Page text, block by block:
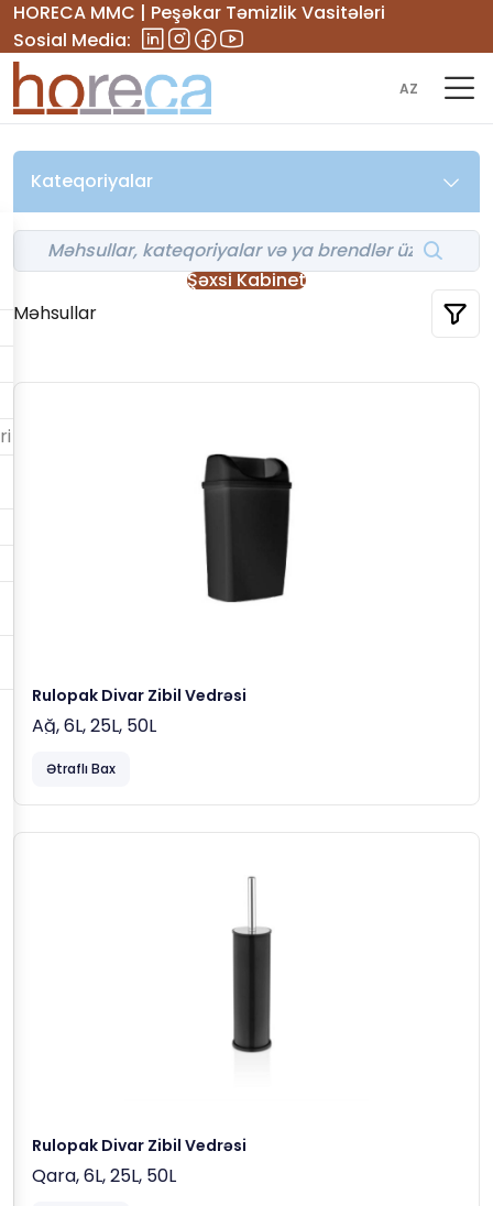
HORECA MMC | Peşəkar Təmizlik Vasitələri
Sosial Media:
AZ
Kateqoriyalar
Şəxsi Kabinet
Məhsullar
Rulopak Divar Zibil Vedrəsi
Ağ, 6L, 25L, 50L
Ətraflı Bax
Rulopak Divar Zibil Vedrəsi
Qara, 6L, 25L, 50L